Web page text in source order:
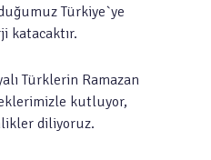
Türkiye`ye
katacaktır.
Türklerin Ramazan
kutluyor,
diliyoruz.